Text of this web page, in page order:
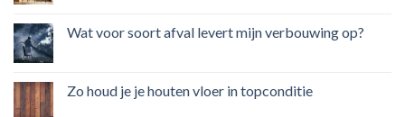
Wat voor soort afval levert mijn verbouwing op?
Zo houd je je houten vloer in topconditie